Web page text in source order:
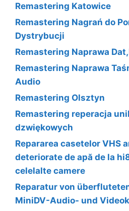
Remastering Katowice
Remastering Nagrań do
Dystrybucji
Remastering Naprawa
Remastering Naprawa
Audio
Remastering Olsztyn
Remastering reperacja
dzwiękowych
Repararea casetelor VHS
deteriorate de apă de la
celelalte camere
Reparatur von
MiniDV-Audio- und